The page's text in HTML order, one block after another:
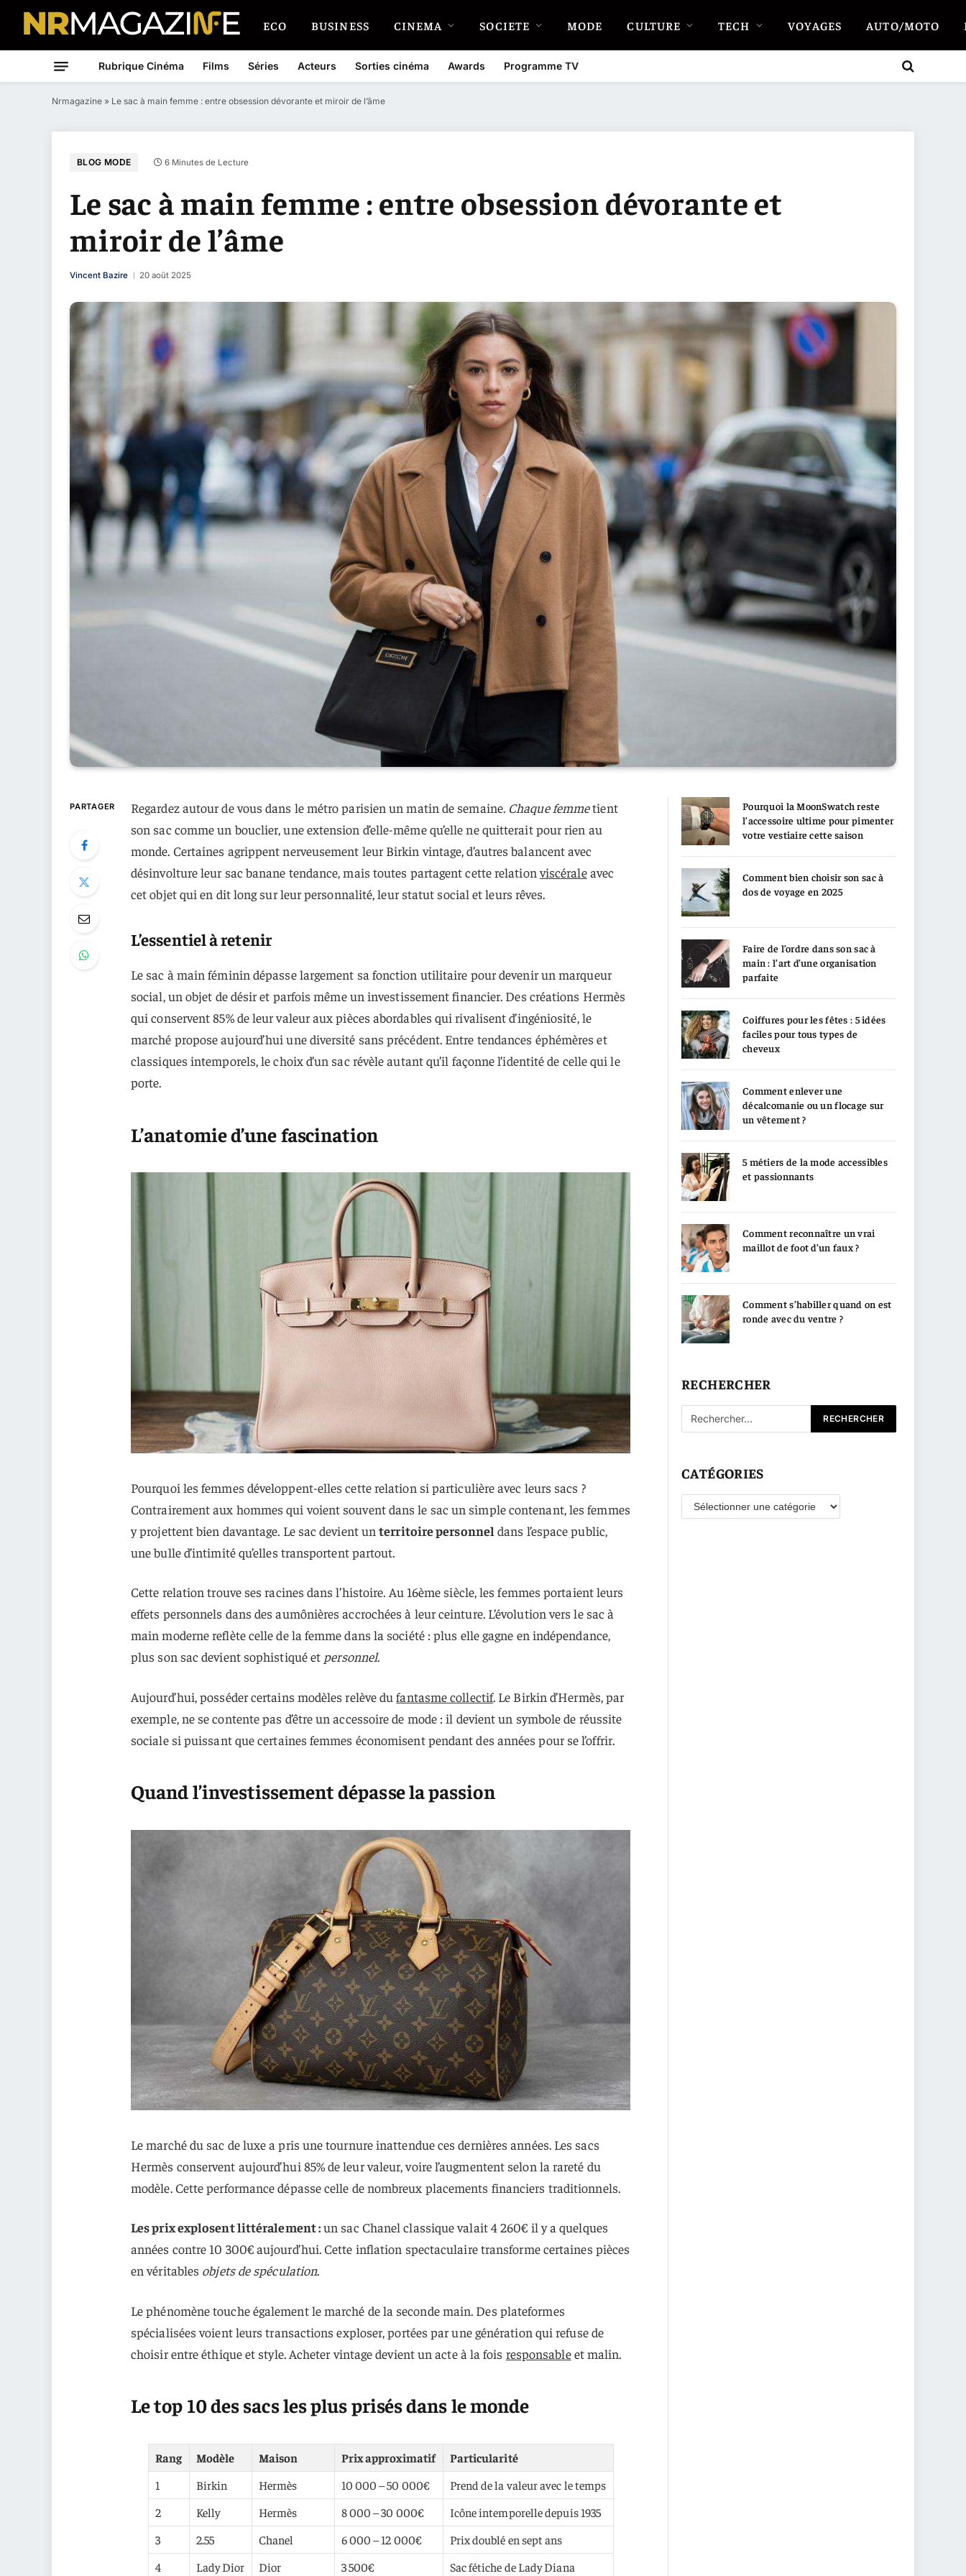
ECO BUSINESS CINEMA SOCIETE MODE CULTURE TECH VOYAGES AUTO/MOTO
Rubrique Cinéma Films Séries Acteurs Sorties cinéma Awards Programme TV
Nrmagazine » Le sac à main femme : entre obsession dévorante et miroir de l’âme
BLOG MODE 6 Minutes de Lecture
Le sac à main femme : entre obsession dévorante et
miroir de l’âme
Vincent Bazire 20 août 2025
PARTAGER Regardez autour de vous dans le métro parisien un matin de semaine. Chaque femmetient
son sac comme un bouclier, une extension d’elle-même qu’elle ne quitterait pour rien au
monde. Certaines agrippent nerveusement leur Birkin vintage, d’autres balancent avec
désinvolture leur sac banane tendance, mais toutes partagent cette relationviscéraleavec
cet objet qui en dit long sur leur personnalité, leur statut social et leurs rêves.
L’essentiel à retenir
Le sac à main féminin dépasse largement sa fonction utilitaire pour devenir un marqueur
social, un objet de désir et parfois même un investissement financier. Des créations Hermès
qui conservent 85% de leur valeur aux pièces abordables qui rivalisent d’ingéniosité, le
marché propose aujourd’hui une diversité sans précédent. Entre tendances éphémères et
classiques intemporels, le choix d’un sac révèle autant qu’il façonne l’identité de celle qui le
porte.
L’anatomie d’une fascination
Pourquoi les femmes développent-elles cette relation si particulière avec leurs sacs ?
Contrairement aux hommes qui voient souvent dans le sac un simple contenant, les femmes
y projettent bien davantage. Le sac devient unterritoire personnel dans l’espace public,
une bulle d’intimité qu’elles transportent partout.
Cette relation trouve ses racines dans l’histoire. Au 16ème siècle, les femmes portaient leurs
effets personnels dans des aumônières accrochées à leur ceinture. L’évolution vers le sac à
main moderne reflète celle de la femme dans la société : plus elle gagne en indépendance,
plus son sac devient sophistiqué et personnel.
Aujourd’hui, posséder certains modèles relève dufantasme collectif. Le Birkin d’Hermès, par
exemple, ne se contente pas d’être un accessoire de mode : il devient un symbole de réussite
sociale si puissant que certaines femmes économisent pendant des années pour se l’offrir.
Quand l’investissement dépasse la passion
Le marché du sac de luxe a pris une tournure inattendue ces dernières années. Les sacs
Hermès conservent aujourd’hui 85% de leur valeur, voire l’augmentent selon la rareté du
modèle. Cette performance dépasse celle de nombreux placements financiers traditionnels.
Les prix explosent littéralement :un sac Chanel classique valait 4 260€ il y a quelques
années contre 10 300€ aujourd’hui. Cette inflation spectaculaire transforme certaines pièces
en véritables objets de spéculation.
Le phénomène touche également le marché de la seconde main. Des plateformes
spécialisées voient leurs transactions exploser, portées par une génération qui refuse de
choisir entre éthique et style. Acheter vintage devient un acte à la fois responsableet malin.
Le top 10 des sacs les plus prisés dans le monde
Rang Modèle Maison Prix approximatif
Particularité
1
Birkin Hermès 10 000 – 50 000€
Prend de la valeur avec le temps
2
Kelly Hermès 8 000 – 30 000€
Icône intemporelle depuis 1935
3
2.55 Chanel 6 000 – 12 000€
Prix doublé en sept ans
4
Lady Dior Dior 3 500€ Sac fétiche de Lady Diana
Pourquoi la MoonSwatch reste
l’accessoire ultime pour pimenter
votre vestiaire cette saison
Comment bien choisir son sac à
dos de voyage en 2025
Faire de l’ordre dans son sac à
main : l’art d’une organisation
parfaite
Coiffures pour les fêtes : 5 idées
faciles pour tous types de
cheveux
Comment enlever une
décalcomanie ou un flocage sur
un vêtement ?
5 métiers de la mode accessibles
et passionnants
Comment reconnaître un vrai
maillot de foot d’un faux ?
Comment s’habiller quand on est
ronde avec du ventre ?
RECHERCHER
CATÉGORIES
Catégories